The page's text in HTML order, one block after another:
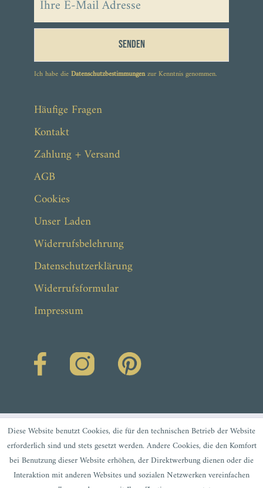
59,90 €
Senden
Ich habe dieDatenschutzbestimmungenzur Kenntnis genommen.
Häufige Fragen
Kontakt
Zahlung + Versand
AGB
Cookies
Unser Laden
Widerrufsbelehrung
Datenschutzerklärung
Widerrufsformular
Impressum
Diese Website benutzt Cookies, die für den technischen Betrieb der Website
erforderlich sind und stets gesetzt werden. Andere Cookies, die den Komfort
bei Benutzung dieser Website erhöhen, der Direktwerbung dienen oder die
Interaktion mit anderen Websites und sozialen Netzwerken vereinfachen